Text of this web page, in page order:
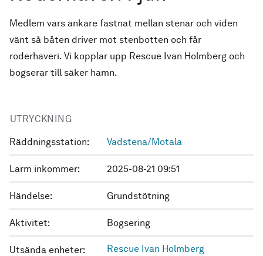
Medlem vars ankare fastnat mellan stenar och viden
vänt så båten driver mot stenbotten och får
roderhaveri. Vi kopplar upp Rescue Ivan Holmberg och
bogserar till säker hamn.
UTRYCKNING
Räddningsstation: Vadstena/Motala
Larm inkommer: 2025-08-21 09:51
Händelse: Grundstötning
Aktivitet: Bogsering
Utsända enheter: Rescue Ivan Holmberg